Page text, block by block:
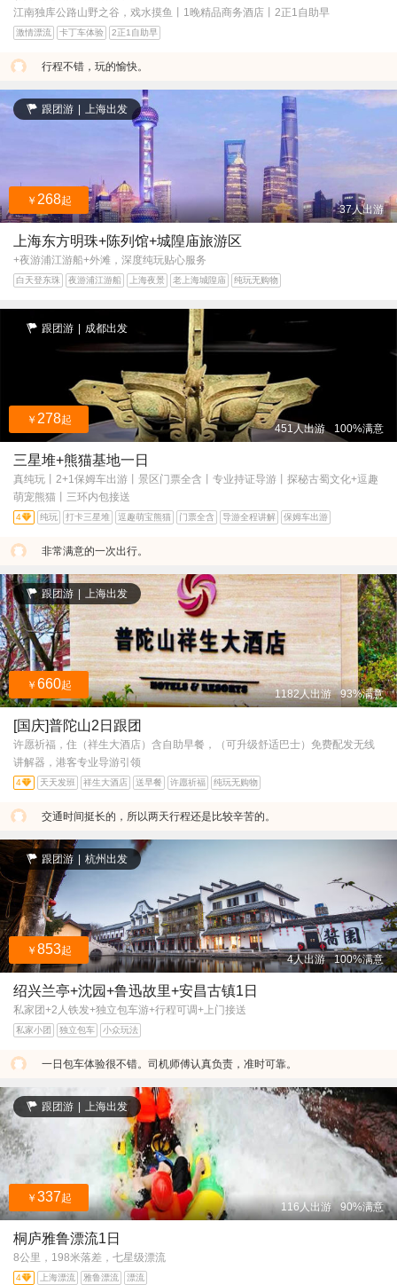
江南独库公路山野之谷，戏水摸鱼丨1晚精品商务酒店丨2正1自助早
激情漂流 卡丁车体验 2正1自助早
行程不错，玩的愉快。
37人出游
跟团游 | 上海出发
￥ 268起
上海东方明珠+陈列馆+城隍庙旅游区
+夜游浦江游船+外滩，深度纯玩贴心服务
白天登东珠 夜游浦江游船 上海夜景 老上海城隍庙 纯玩无购物
451人出游 100%满意
跟团游 | 成都出发
￥ 278起
三星堆+熊猫基地一日
真纯玩丨2+1保姆车出游丨景区门票全含丨专业持证导游丨探秘古蜀文化+逗趣
萌宠熊猫丨三环内包接送
4 纯玩 打卡三星堆 逗趣萌宝熊猫 门票全含 导游全程讲解 保姆车出游
非常满意的一次出行。
1182人出游 93%满意
跟团游 | 上海出发
￥ 660起
[国庆]普陀山2日跟团
许愿祈福，住（祥生大酒店）含自助早餐，（可升级舒适巴士）免费配发无线
讲解器，港客专业导游引领
4 天天发班 祥生大酒店 送早餐 许愿祈福 纯玩无购物
交通时间挺长的，所以两天行程还是比较辛苦的。
4人出游 100%满意
跟团游 | 杭州出发
￥ 853起
绍兴兰亭+沈园+鲁迅故里+安昌古镇1日
私家团+2人铁发+独立包车游+行程可调+上门接送
私家小团 独立包车 小众玩法
一日包车体验很不错。司机师傅认真负责，准时可靠。
116人出游 90%满意
跟团游 | 上海出发
￥ 337起
桐庐雅鲁漂流1日
8公里，198米落差，七星级漂流
4 上海漂流 雅鲁漂流 漂流